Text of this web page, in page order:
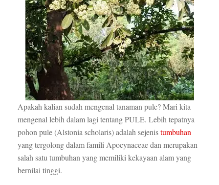
Apakah kalian sudah mengenal tanaman pule? Mari kita
mengenal lebih dalam lagi tentang PULE. Lebih tepatnya
pohon pule (Alstonia scholaris) adalah sejenistumbuhan
yang tergolong dalam famili Apocynaceae dan merupakan
salah satu tumbuhan yang memiliki kekayaan alam yang
bernilai tinggi.